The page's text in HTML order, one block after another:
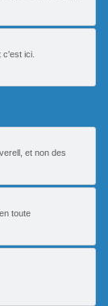
ici.
et non des
toute